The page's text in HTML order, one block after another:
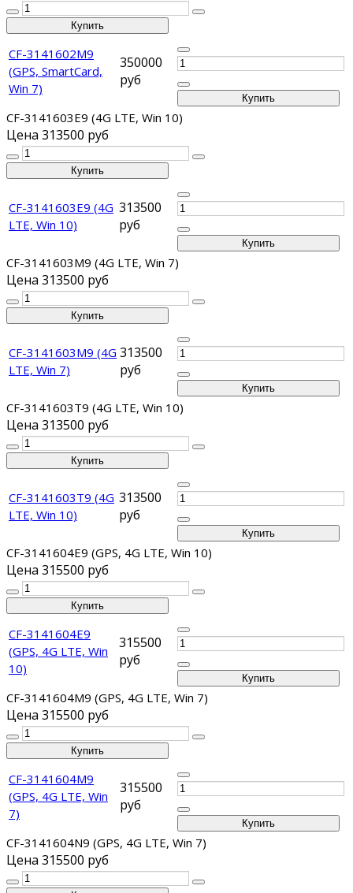
CF-3141602M9
(GPS, SmartCard,
Win 7)
350000
руб
CF-3141603E9 (4G LTE, Win 10)
Цена 313500 руб
CF-3141603E9 (4G
LTE, Win 10)
313500
руб
CF-3141603M9 (4G LTE, Win 7)
Цена 313500 руб
CF-3141603M9 (4G
LTE, Win 7)
313500
руб
CF-3141603T9 (4G LTE, Win 10)
Цена 313500 руб
CF-3141603T9 (4G
LTE, Win 10)
313500
руб
CF-3141604E9 (GPS, 4G LTE, Win 10)
Цена 315500 руб
CF-3141604E9
(GPS, 4G LTE, Win
10)
315500
руб
CF-3141604M9 (GPS, 4G LTE, Win 7)
Цена 315500 руб
CF-3141604M9
(GPS, 4G LTE, Win
7)
315500
руб
CF-3141604N9 (GPS, 4G LTE, Win 7)
Цена 315500 руб